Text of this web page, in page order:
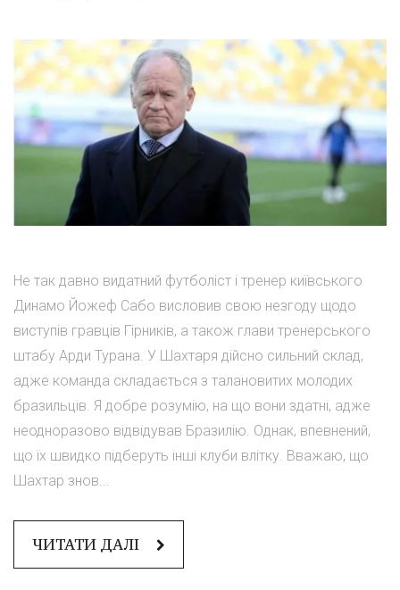
Не так давно видатний футболіст і тренер київського
Динамо Йожеф Сабо висловив свою незгоду щодо
виступів гравців Гірників, а також глави тренерського
штабу Арди Турана. У Шахтаря дійсно сильний склад,
адже команда складається з талановитих молодих
бразильців. Я добре розумію, на що вони здатні, адже
неодноразово відвідував Бразилію. Однак, впевнений,
що їх швидко підберуть інші клуби влітку. Вважаю, що
Шахтар знов...
ЧИТАТИ ДАЛІ